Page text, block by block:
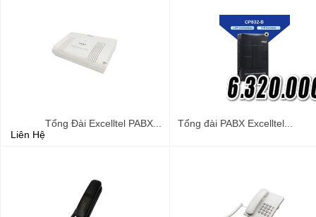
Liên Hệ
Tổng Đài Excelltel PABX... Tổng đài PABX Excelltel...